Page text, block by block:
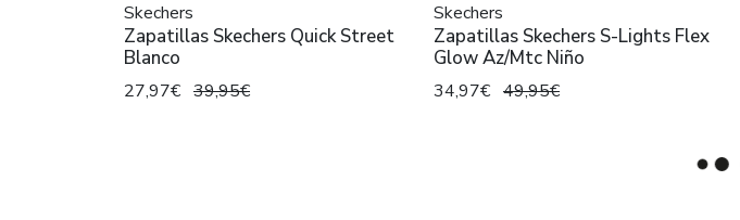
Skechers
Zapatillas Skechers Quick Street
Blanco
27,97€ 39,95€
Skechers
Zapatillas Skechers S-Lights Flex
Glow Az/Mtc Niño
34,97€ 49,95€